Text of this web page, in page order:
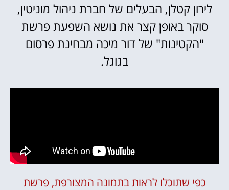
לירון קטלן, הבעלים של חברת ניהול מוניטין,
סוקר באופן קצר את נושא השפעת פרשת
"הקטינות" של דור מיכה מבחינת פרסום
בגוגל.
כפי שתוכלו לראות בתמונה המצורפת, פרשת